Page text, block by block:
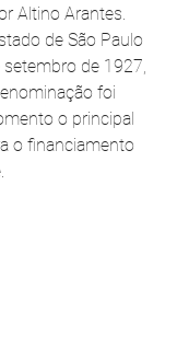
Altino Arantes.
de São Paulo
de 1927,
foi
o principal
o financiamento